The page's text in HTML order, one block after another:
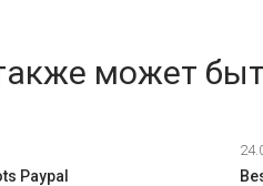
может
Paypal